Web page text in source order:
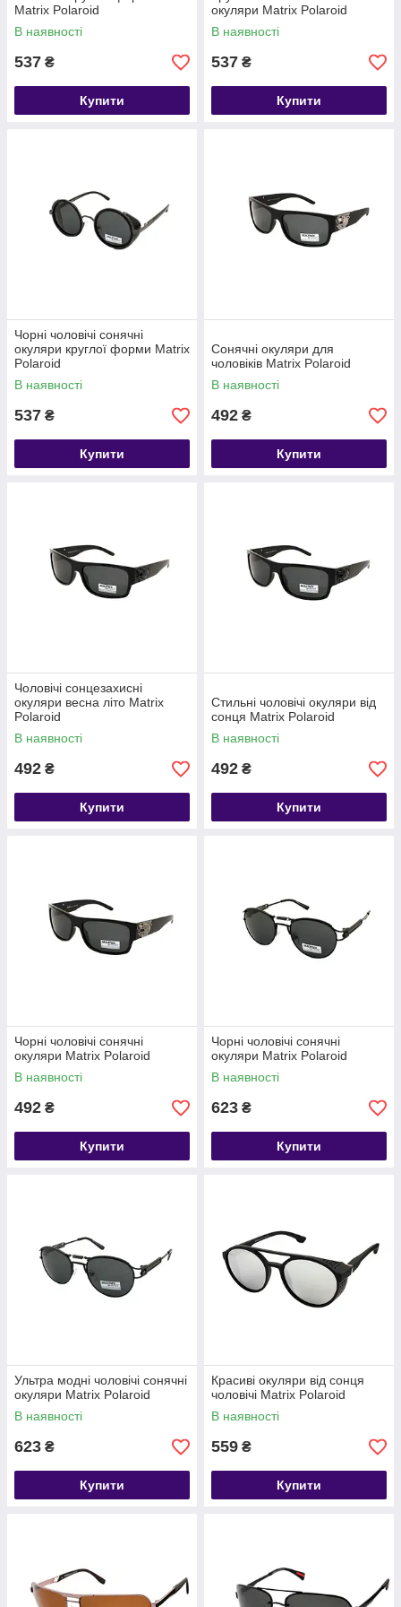
Matrix Polaroid
В наявності
537 ₴
Купити
окуляри Matrix Polaroid
В наявності
537 ₴
Купити
Чорні чоловічі сонячні
окуляри круглої форми Matrix
Polaroid
В наявності
537 ₴
Купити
Сонячні окуляри для
чоловіків Matrix Polaroid
В наявності
492 ₴
Купити
Чоловічі сонцезахисні
окуляри весна літо Matrix
Polaroid
В наявності
492 ₴
Купити
Стильні чоловічі окуляри від
сонця Matrix Polaroid
В наявності
492 ₴
Купити
Чорні чоловічі сонячні
окуляри Matrix Polaroid
В наявності
492 ₴
Купити
Чорні чоловічі сонячні
окуляри Matrix Polaroid
В наявності
623 ₴
Купити
Ультра модні чоловічі сонячні
окуляри Matrix Polaroid
В наявності
623 ₴
Купити
Красиві окуляри від сонця
чоловічі Matrix Polaroid
В наявності
559 ₴
Купити